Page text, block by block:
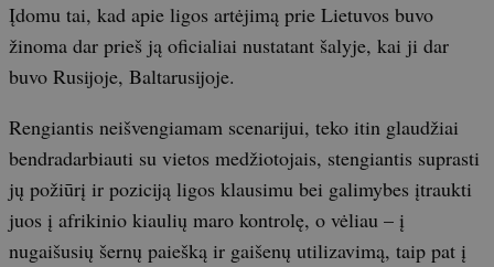
Įdomu tai, kad apie ligos artėjimą prie Lietuvos buvo
žinoma dar prieš ją oficialiai nustatant šalyje, kai ji dar
buvo Rusijoje, Baltarusijoje.
Rengiantis neišvengiamam scenarijui, teko itin glaudžiai
bendradarbiauti su vietos medžiotojais, stengiantis suprasti
jų požiūrį ir poziciją ligos klausimu bei galimybes įtraukti
juos į afrikinio kiaulių maro kontrolę, o vėliau – į
nugaišusių šernų paiešką ir gaišenų utilizavimą, taip pat į